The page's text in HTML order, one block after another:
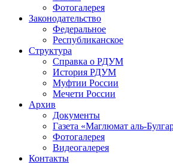
Фотогалерея
Законодательство
Федеральное
Республиканское
Структура
Справка о РДУМ
История РДУМ
Муфтии России
Мечети России
Архив
Документы
Газета «Маглюмат аль-
Фотогалерея
Видеогалерея
Контакты